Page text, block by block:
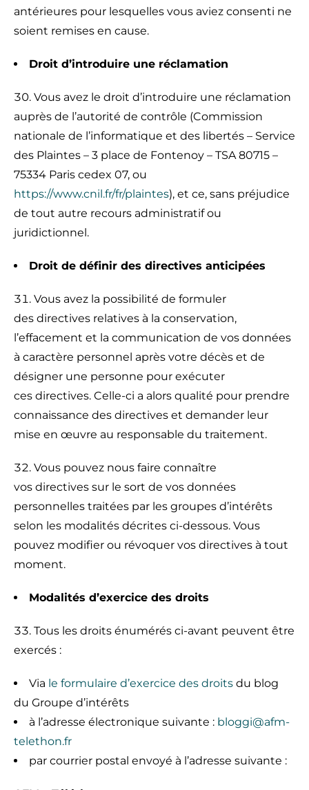
antérieures pour lesquelles vous aviez consenti ne
soient remises en cause.
Droit d’introduire une réclamation
Vous avez le droit d’introduire une réclamation
auprès de l’autorité de contrôle (Commission
nationale de l’informatique et des libertés – Service
des Plaintes – 3 place de Fontenoy – TSA 80715 –
75334 Paris cedex 07, ou
https://www.cnil.fr/fr/plaintes), et ce, sans préjudice
de tout autre recours administratif ou
juridictionnel.
Droit de définir des directives anticipées
Vous avez la possibilité de formuler
des directives relatives à la conservation,
l’effacement et la communication de vos données
à caractère personnel après votre décès et de
désigner une personne pour exécuter
ces directives. Celle-ci a alors qualité pour prendre
connaissance des directives et demander leur
mise en œuvre au responsable du traitement.
Vous pouvez nous faire connaître
vos directives sur le sort de vos données
personnelles traitées par les groupes d’intérêts
selon les modalités décrites ci-dessous. Vous
pouvez modifier ou révoquer vos directives à tout
moment.
Modalités d’exercice des droits
Tous les droits énumérés ci-avant peuvent être
exercés :
Via le formulaire d’exercice des droits du blog
du Groupe d’intérêts
à l’adresse électronique suivante : bloggi@afm-
telethon.fr
par courrier postal envoyé à l’adresse suivante :